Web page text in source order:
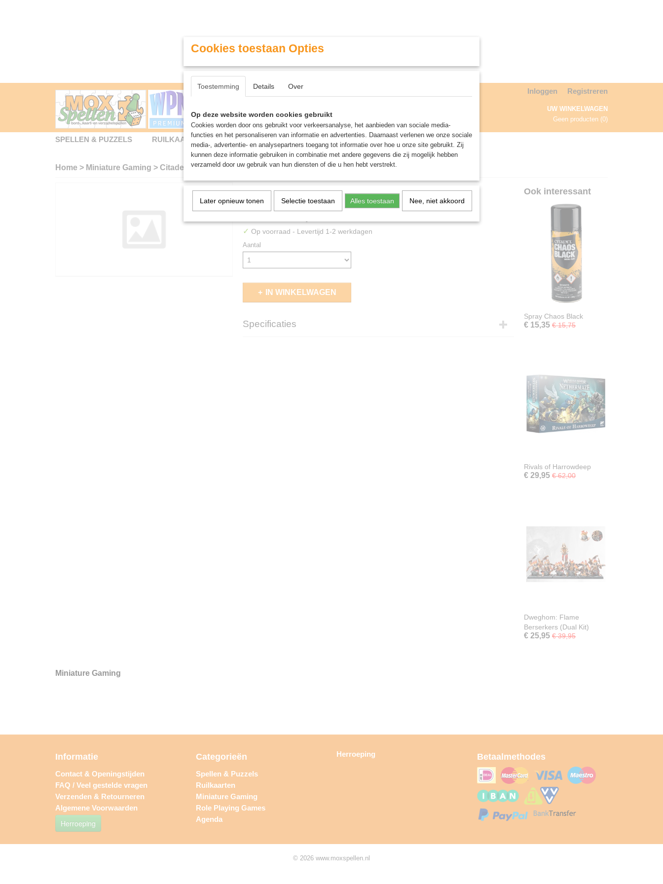
Contact & Openingstijden Inloggen Registreren
UW WINKELWAGEN
Geen producten (0)
SPELLEN & PUZZELS RUILKAARTEN MINIATURE GAMING ROLE PLAYING GAMES AGENDA
Home > Miniature Gaming > Citadel Battle Figure Case
Citadel Battle Figure Case
€ 85,50
✓ Op voorraad - Levertijd 1-2 werkdagen
Aantal
IN WINKELWAGEN
Specificaties
Ook interessant
Spray Chaos Black
€ 15,35 € 15,75
Rivals of Harrowdeep
€ 29,95 € 62,00
Dweghom: Flame
Berserkers (Dual Kit)
€ 25,95 € 39,95
Miniature Gaming
Informatie
Contact & Openingstijden
FAQ / Veel gestelde vragen
Verzenden & Retourneren
Algemene Voorwaarden
Herroeping
Categorieën
Spellen & Puzzels
Ruilkaarten
Miniature Gaming
Role Playing Games
Agenda
Herroeping Betaalmethodes
© 2026 www.moxspellen.nl
Cookies toestaan Opties
Toestemming Details Over
Op deze website worden cookies gebruikt
Cookies worden door ons gebruikt voor verkeersanalyse, het aanbieden van sociale media-
functies en het personaliseren van informatie en advertenties. Daarnaast verlenen we onze sociale
media-, advertentie- en analysepartners toegang tot informatie over hoe u onze site gebruikt. Zij
kunnen deze informatie gebruiken in combinatie met andere gegevens die zij mogelijk hebben
verzameld door uw gebruik van hun diensten of die u hen hebt verstrekt.
Later opnieuw tonen Selectie toestaan Alles toestaan Nee, niet akkoord